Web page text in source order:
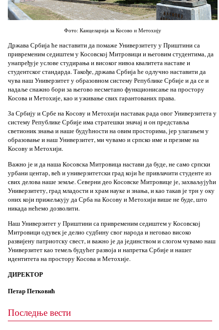
Фото: Канцеларија за Косово и Метохију
Држава Србија ће наставити да помаже Универзитету у Приштини са
привременим седиштем у Косовској Митровици и његовим студентима, да
унапређује услове студирања и високог нивоа квалитета наставе и
студентског стандарда. Такође, држава Србија ће одлучно наставити да
чува наш Универзитет у образовном систему Републике Србије и да се и
надаље снажно бори за његово несметано функционисање на простору
Косова и Метохије, као и уживање свих гарантованих права.
За Србију и Србе на Косову и Метохији наставак рада овог Универзитета у
систему Републике Србије има стратешки значај и он представља
светионик знања и наше будућности на овим просторима, јер улагањем у
образовање и наш Универзитет, ми чувамо и српско име и презиме на
Косову и Метохији.
Важно је и да наша Косовска Митровица настави да буде, не само српски
урбани центар, већ и универзитетски град који ће привлачити студенте из
свих делова наше земље. Северни део Косовске Митровице је, захваљујући
Универзитету, град младости и храм науке и знања, и као такав је трн у оку
оних који прижељкују да Срба на Косову и Метохији више не буде, што
никада нећемо дозволити.
Наш Универзитет у Приштини са привременим седиштем у Косовској
Митровици одувек је делио судбину свог народа и неговао високо
развијену патриотску свест, и важно је да јединством и слогом чувамо наш
Универзитет као темељ будућег развоја и напретка Србије и нашег
идентитета на простору Косова и Метохије.
ДИРЕКТОР
Петар Петковић
Последње вести